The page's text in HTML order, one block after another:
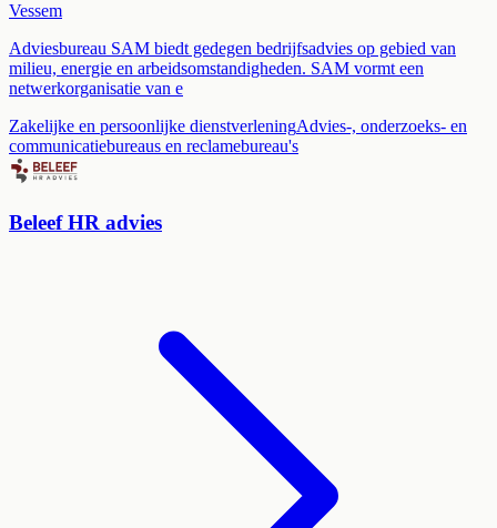
Vessem
Adviesbureau SAM biedt gedegen bedrijfsadvies op gebied van
milieu, energie en arbeidsomstandigheden. SAM vormt een
netwerkorganisatie van e
Zakelijke en persoonlijke dienstverleningAdvies-, onderzoeks- en
communicatiebureaus en reclamebureau's
Beleef HR advies